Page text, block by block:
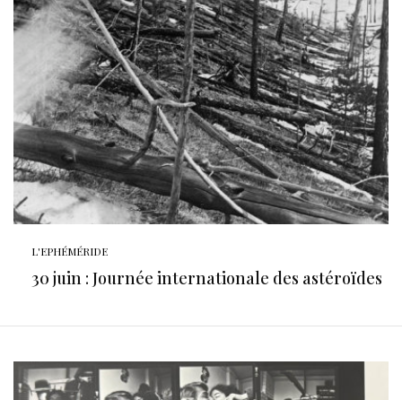
L'EPHÉMÉRIDE
30 juin : Journée internationale des astéroïdes